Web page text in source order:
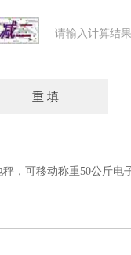
请输入计算结
，可移动称重50公斤电